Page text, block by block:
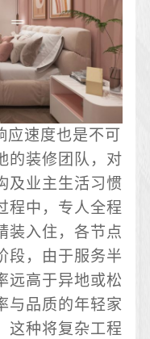
速度也是不可
的装修团队，对
及业主生活习惯
程中，专人全程
装入住，各节点
段，由于服务半
远高于异地或松
与品质的年轻家
这种将复杂工程